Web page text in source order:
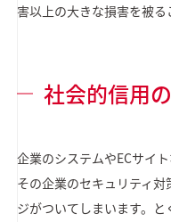
害以上の大きな損害を被る
社会的信用
企業のシステムやECサイ
その企業のセキュリティ
ジがついてしまいます。